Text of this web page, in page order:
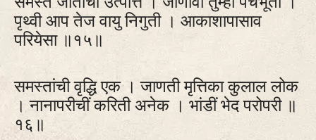
पृथ्वी आप तेज वायु निगुती । आकाशापासाव
परियेसा ॥१५॥
समस्तांची वृद्धि एक । जाणती मृत्तिका कुलाल लोक
। नानापरीचीं करिती अनेक । भांडीं भेद परोपरी ॥
१६॥